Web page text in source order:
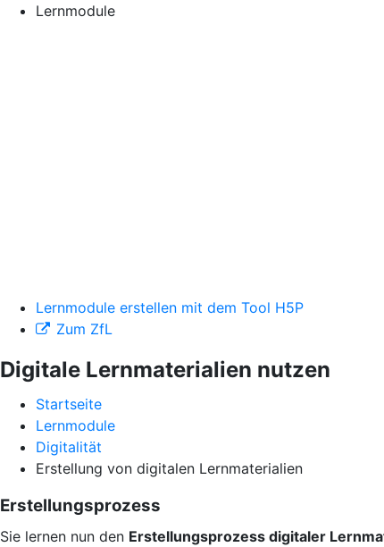
Lernmodule
Lernmodule erstellen mit dem Tool H5P
Zum ZfL
Digitale Lernmaterialien nutzen
Startseite
Lernmodule
Digitalität
Erstellung von digitalen Lernmaterialien
Erstellungsprozess
Sie lernen nun den Erstellungsprozess digitaler